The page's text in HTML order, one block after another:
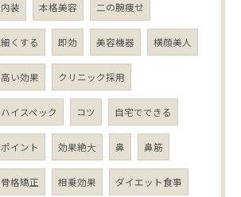
内装 本格美容 二の腕痩せ
細くする 即効 美容機器 横顔美人
高い効果 クリニック採用
ハイスペック コツ 自宅でできる
ポイント 効果絶大 鼻 鼻筋
骨格矯正 相乗効果 ダイエット食事